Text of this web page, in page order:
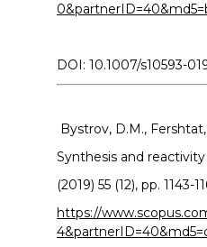
DOI: 10.1007/s10593-
Bystrov, D.M.,
Synthesis and
(2019) 55 (12), pp. 1143-
https://